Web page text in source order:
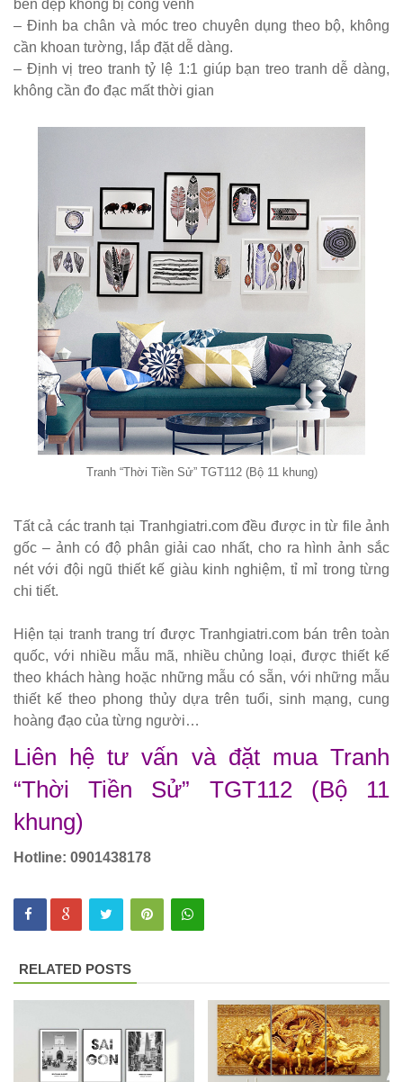
cafe ngoài
trời ban
công sân
lực 277
Bộ bàn ghế
sắt decor
quán cafe
nhà hàng
mặt bàn
composite
254
sắt cafe
nhà hàng
GSK065
sofa gỗ nhà
hàng cafe
252
cafe gỗ cao
su chân sắt
có tay 249
Bộ bàn ghế
trà sữa nhà
cao su
ghế gỗ ash
247
bền đẹp không bị cong vênh
– Đinh ba chân và móc treo chuyên dụng theo bộ, không
cần khoan tường, lắp đặt dễ dàng.
– Định vị treo tranh tỷ lệ 1:1 giúp bạn treo tranh dễ dàng,
không cần đo đạc mất thời gian
Tranh “Thời Tiền Sử” TGT112 (Bộ 11 khung)
Tất cả các tranh tại Tranhgiatri.com đều được in từ file ảnh
gốc – ảnh có độ phân giải cao nhất, cho ra hình ảnh sắc
nét với đội ngũ thiết kế giàu kinh nghiệm, tỉ mỉ trong từng
chi tiết.
Hiện tại tranh trang trí được Tranhgiatri.com bán trên toàn
quốc, với nhiều mẫu mã, nhiều chủng loại, được thiết kế
theo khách hàng hoặc những mẫu có sẵn, với những mẫu
thiết kế theo phong thủy dựa trên tuổi, sinh mạng, cung
hoàng đạo của từng người…
Liên hệ tư vấn và đặt mua Tranh
“Thời Tiền Sử” TGT112 (Bộ 11
khung)
Hotline: 0901438178
RELATED POSTS